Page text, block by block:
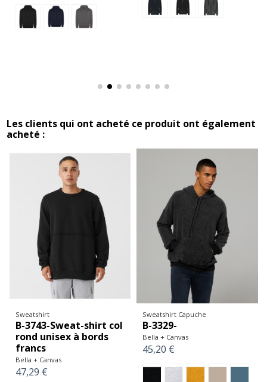
Les clients qui ont acheté ce produit ont également
acheté :
Sweatshirt
B-3743-Sweat-shirt col
rond unisex à bords
francs
Bella + Canvas
47,29 €
Sweatshirt Capuche
B-3329-
Bella + Canvas
45,20 €